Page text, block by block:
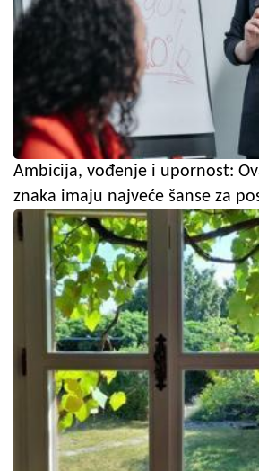
Ambicija, vođenje i upornost:
znaka imaju najveće šanse za